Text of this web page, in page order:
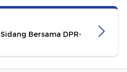
Bersama DPR-